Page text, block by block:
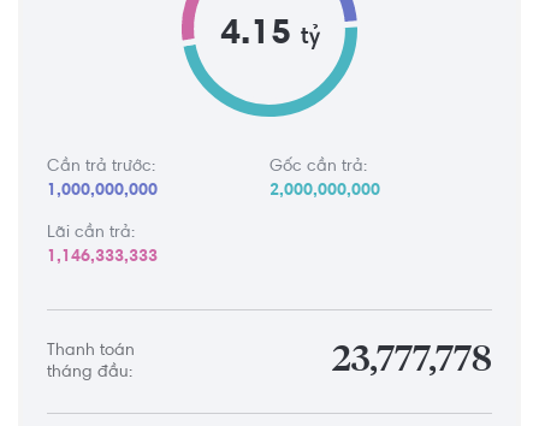
4.15 tỷ
Cần trả trước:
1,000,000,000
Gốc cần trả:
2,000,000,000
Lãi cần trả:
1,146,333,333
Thanh toán
tháng đầu:
23,777,778